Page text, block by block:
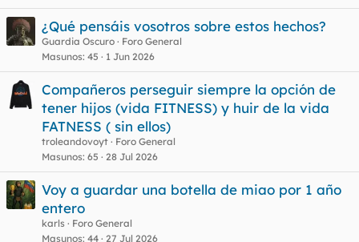
¿Qué pensáis vosotros sobre estos hechos?
Guardia Oscuro
Foro General
Masunos 45 1 Jun 2026
Compañeros perseguir siempre la opción de
tener hijos (vida FITNESS) y huir de la vida
FATNESS ( sin ellos)
troleandovoyt
Foro General
Masunos 65 28 Jul 2026
Voy a guardar una botella de miao por 1 año
entero
karls
Foro General
Masunos 44 27 Jul 2026